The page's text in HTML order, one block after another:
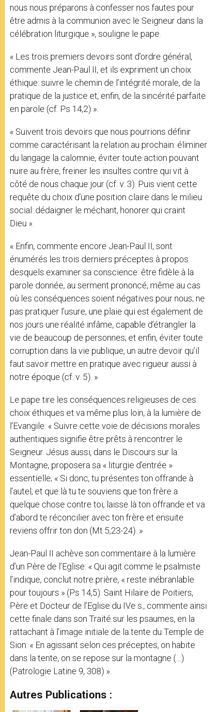
nous nous préparons à confesser nos fautes pour
être admis à la communion avec le Seigneur dans la
célébration liturgique », souligne le pape.
« Les trois premiers devoirs sont d’ordre général,
commente Jean-Paul II, et ils expriment un choix
éthique: suivre le chemin de l’intégrité morale, de la
pratique de la justice et, enfin, de la sincérité parfaite
en parole (cf. Ps 14,2) ».
« Suivent trois devoirs que nous pourrions définir
comme caractérisant la relation au prochain: éliminer
du langage la calomnie, éviter toute action pouvant
nuire au frère, freiner les insultes contre qui vit à
côté de nous chaque jour (cf. v. 3). Puis vient cette
requête du choix d’une position claire dans le milieu
social: dédaigner le méchant, honorer qui craint
Dieu ».
« Enfin, commente encore Jean-Paul II, sont
énumérés les trois derniers préceptes à propos
desquels examiner sa conscience: être fidèle à la
parole donnée, au serment prononcé, même au cas
où les conséquences soient négatives pour nous; ne
pas pratiquer l’usure, une plaie qui est également de
nos jours une réalité infâme, capable d’étrangler la
vie de beaucoup de personnes; et enfin, éviter toute
corruption dans la vie publique, un autre devoir qu’il
faut savoir mettre en pratique avec rigueur aussi à
notre époque (cf. v. 5). »
Le pape tire les conséquences religieuses de ces
choix éthiques et va même plus loin, à la lumière de
l’Evangile: « Suivre cette voie de décisions morales
authentiques signifie être prêts à rencontrer le
Seigneur. Jésus aussi, dans le Discours sur la
Montagne, proposera sa « liturgie d’entrée »
essentielle; « Si donc, tu présentes ton offrande à
l’autel, et que là tu te souviens que ton frère a
quelque chose contre toi, laisse là ton offrande et va
d’abord te réconcilier avec ton frère et ensuite
reviens offrir ton don (Mt 5,23-24). »
Jean-Paul II achève son commentaire à la lumière
d’un Père de l’Eglise: « Qui agit comme le psalmiste
l’indique, conclut notre prière, « reste inébranlable
pour toujours » (Ps 14,5). Saint Hilaire de Poitiers,
Père et Docteur de l’Eglise du IVe s., commente ainsi
cette finale dans son Traité sur les psaumes, en la
rattachant à l’image initiale de la tente du Temple de
Sion: « En agissant selon ces préceptes, on habite
dans la tente, on se repose sur la montagne (…)
(Patrologie Latine 9, 308) ».
Autres Publications :